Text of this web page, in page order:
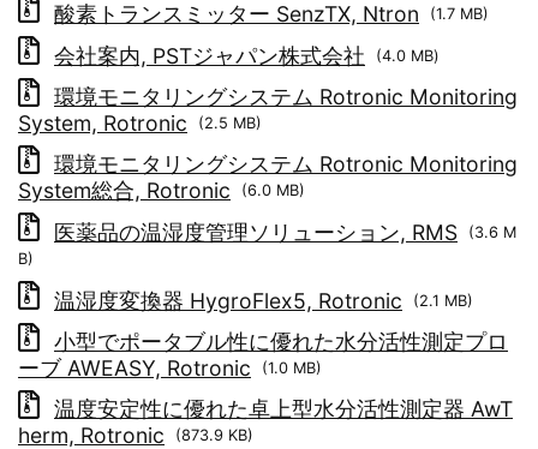
酸素トランスミッター SenzTX, Ntron (1.7 MB)
会社案内, PSTジャパン株式会社 (4.0 MB)
環境モニタリングシステム Rotronic Monitoring
System, Rotronic
(2.5 MB)
環境モニタリングシステム Rotronic Monitoring
System総合, Rotronic
(6.0 MB)
医薬品の温湿度管理ソリューション, RMS
(3.6 M
B)
温湿度変換器 HygroFlex5, Rotronic (2.1 MB)
小型でポータブル性に優れた水分活性測定プロ
ーブ AWEASY, Rotronic
(1.0 MB)
温度安定性に優れた卓上型水分活性測定器 AwT
herm, Rotronic
(873.9 KB)